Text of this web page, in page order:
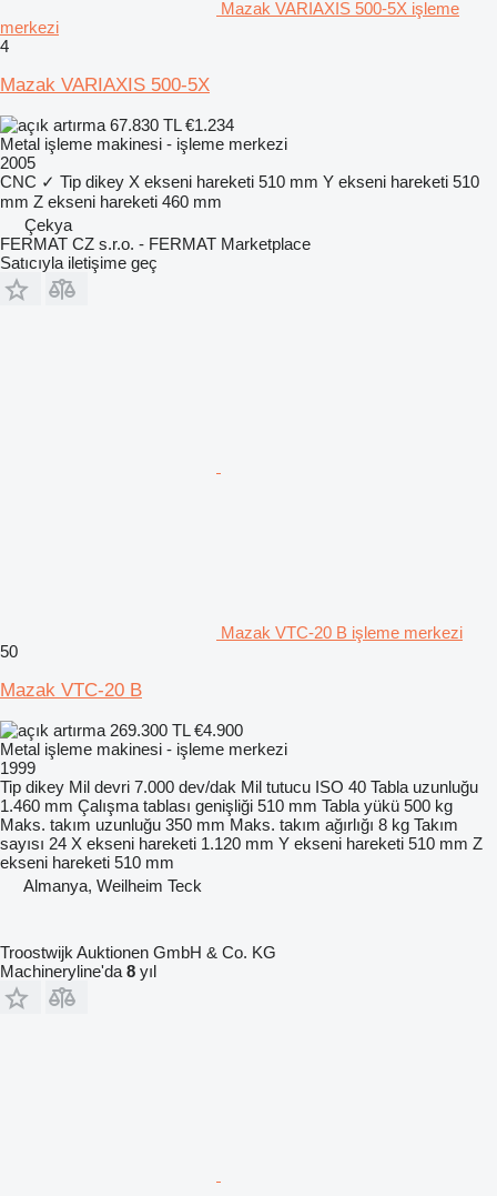
Mazak VARIAXIS 500-5X işleme
merkezi
4
Mazak VARIAXIS 500-5X
67.830 TL€1.234
Metal işleme makinesi - işleme merkezi
2005
CNC ✓ Tip dikey X ekseni hareketi 510 mm Y ekseni hareketi 510
mm Z ekseni hareketi 460 mm
Çekya
FERMAT CZ s.r.o. - FERMAT Marketplace
Satıcıyla iletişime geç
Mazak VTC-20 B işleme merkezi
50
Mazak VTC-20 B
269.300 TL€4.900
Metal işleme makinesi - işleme merkezi
1999
Tip dikey Mil devri 7.000 dev/dak Mil tutucu ISO 40 Tabla uzunluğu
1.460 mm Çalışma tablası genişliği 510 mm Tabla yükü 500 kg
Maks. takım uzunluğu 350 mm Maks. takım ağırlığı 8 kg Takım
sayısı 24 X ekseni hareketi 1.120 mm Y ekseni hareketi 510 mm Z
ekseni hareketi 510 mm
Almanya, Weilheim Teck
Troostwijk Auktionen GmbH & Co. KG
Machineryline'da 8 yıl